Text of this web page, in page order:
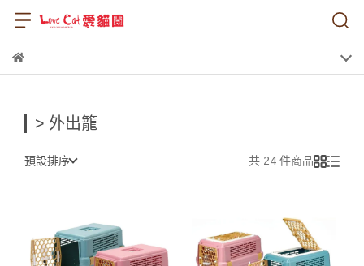
> 外出籠
預設排序 共 24 件商品